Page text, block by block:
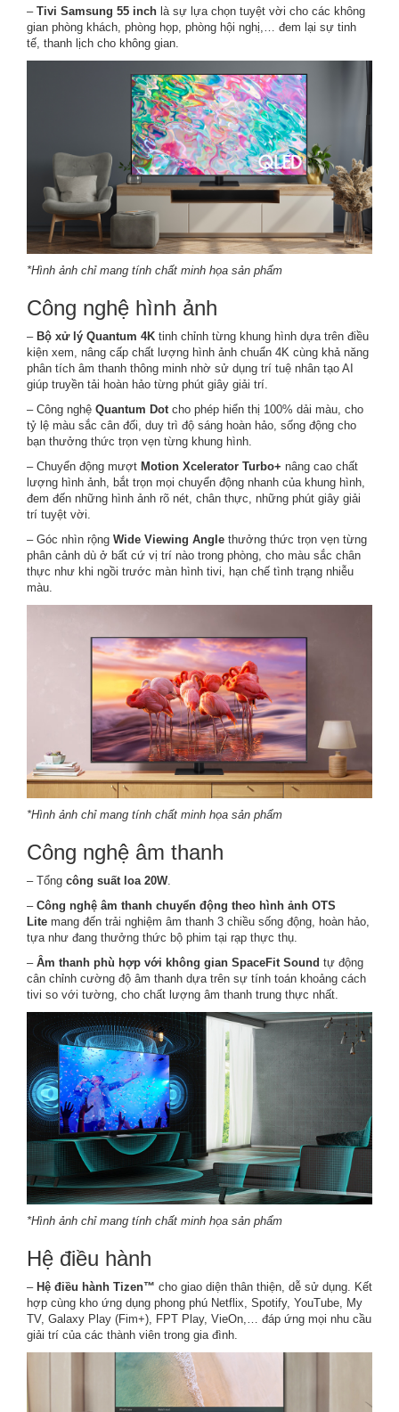
– Tivi Samsung 55 inch là sự lựa chọn tuyệt vời cho các không
gian phòng khách, phòng họp, phòng hội nghị,… đem lại sự tinh
tế, thanh lịch cho không gian.
*Hình ảnh chỉ mang tính chất minh họa sản phẩm
Công nghệ hình ảnh
– Bộ xử lý Quantum 4K tinh chỉnh từng khung hình dựa trên điều
kiện xem, nâng cấp chất lượng hình ảnh chuẩn 4K cùng khả năng
phân tích âm thanh thông minh nhờ sử dụng trí tuệ nhân tạo AI
giúp truyền tải hoàn hảo từng phút giây giải trí.
– Công nghệ Quantum Dot cho phép hiển thị 100% dải màu, cho
tỷ lệ màu sắc cân đối, duy trì độ sáng hoàn hảo, sống động cho
bạn thưởng thức trọn vẹn từng khung hình.
– Chuyển động mượt Motion Xcelerator Turbo+ nâng cao chất
lượng hình ảnh, bắt trọn mọi chuyển động nhanh của khung hình,
đem đến những hình ảnh rõ nét, chân thực, những phút giây giải
trí tuyệt vời.
– Góc nhìn rộng Wide Viewing Angle thưởng thức trọn vẹn từng
phân cảnh dù ở bất cứ vị trí nào trong phòng, cho màu sắc chân
thực như khi ngồi trước màn hình tivi, hạn chế tình trạng nhiễu
màu.
*Hình ảnh chỉ mang tính chất minh họa sản phẩm
Công nghệ âm thanh
– Tổng công suất loa 20W.
– Công nghệ âm thanh chuyển động theo hình ảnh OTS
Lite mang đến trải nghiệm âm thanh 3 chiều sống động, hoàn hảo,
tựa như đang thưởng thức bộ phim tại rạp thực thụ.
–Âm thanh phù hợp với không gian SpaceFit Sound tự động
cân chỉnh cường độ âm thanh dựa trên sự tính toán khoảng cách
tivi so với tường, cho chất lượng âm thanh trung thực nhất.
*Hình ảnh chỉ mang tính chất minh họa sản phẩm
Hệ điều hành
– Hệ điều hành Tizen™ cho giao diện thân thiện, dễ sử dụng. Kết
hợp cùng kho ứng dụng phong phú Netflix, Spotify, YouTube, My
TV, Galaxy Play (Fim+), FPT Play, VieOn,… đáp ứng mọi nhu cầu
giải trí của các thành viên trong gia đình.